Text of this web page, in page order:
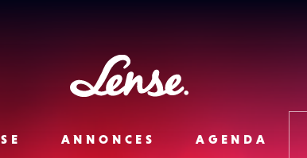
Lense
ANNONCES AGENDA